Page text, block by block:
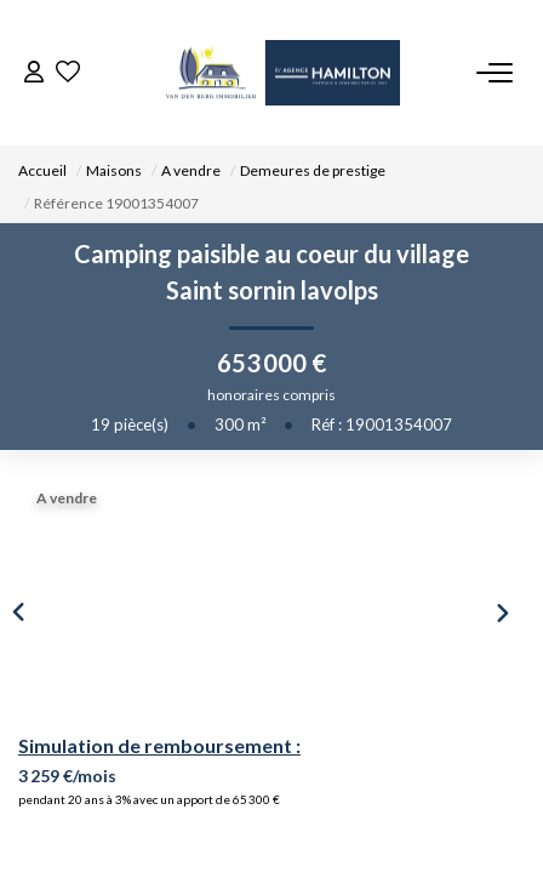
VENDRE UN BIEN
NOUS REJOINDRE
Accueil Maisons A vendre
Demeures de prestige
Référence 19001354007
Camping paisible au coeur du village
Saint sornin lavolps
653 000 €
honoraires compris
19 pièce(s) • 300m² • Réf : 19001354007
A vendre
Simulation de remboursement :
3 259 €/mois
pendant 20 ans à 3% avec un apport de 65 300 €